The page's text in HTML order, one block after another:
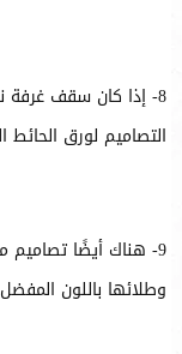
8- إذا كان سقف
التصاميم لورق
9- هناك أيضًا تصاميم من
وطلائها باللون